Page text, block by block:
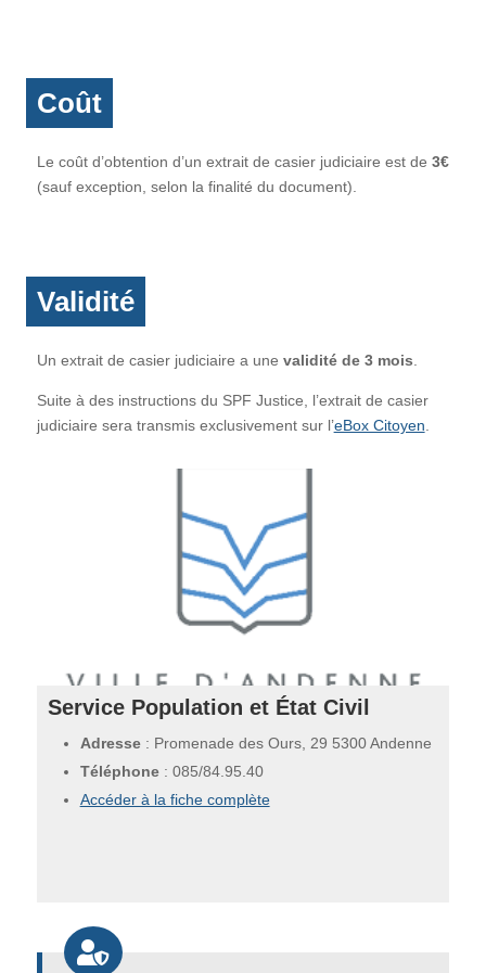
Coût
Le coût d’obtention d’un extrait de casier judiciaire est de 3€
(sauf exception, selon la finalité du document).
Validité
Un extrait de casier judiciaire a une validité de 3 mois
Suite à des instructions du SPF Justice, l’extrait de casier
judiciaire sera transmis exclusivement sur l’eBox Citoyen
Service Population et État Civil
Adresse: Promenade des Ours, 29 5300 Andenne
Téléphone: 085/84.95.40
Accéder à la fiche complète
